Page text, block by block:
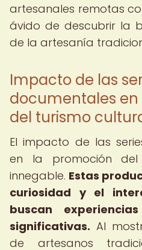
artesanales remotas
ávido de descubrir la
de la artesanía
Impacto de las
documentales
del turismo
El impacto de las
en la promoción
innegable. Estas
curiosidad y el
buscan
significativas. Al
de artesanos